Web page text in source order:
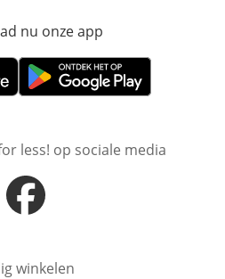
nu onze app
venster
Opent in nieuw venster
less! op sociale media
Opent in nieuw venster
winkelen